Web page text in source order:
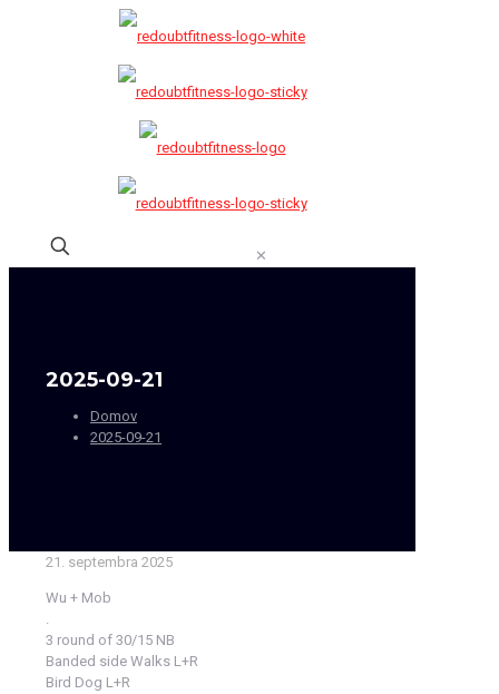
✕
2025-09-21
Domov
2025-09-21
21. septembra 2025
Wu + Mob
.
3 round of 30/15 NB
Banded side Walks L+R
Bird Dog L+R